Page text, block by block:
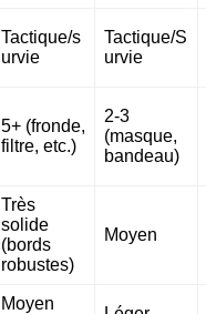
Tactique/s
urvie
Tactique/S
urvie
5+ (fronde,
filtre, etc.)
2-3
(masque,
bandeau)
Très
solide
(bords
robustes)
Moyen
Moyen